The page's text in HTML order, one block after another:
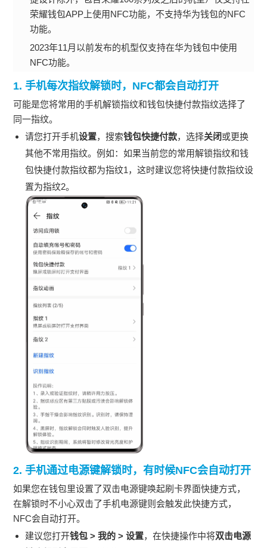
荣耀钱包APP上使用NFC功能，不支持华为钱包的NFC
功能。
2023年11月以前发布的机型仅支持在华为钱包中使用
NFC功能。
1. 手机每次指纹解锁时，NFC都会自动打开
可能是您将常用的手机解锁指纹和钱包快捷付款指纹选择了
同一指纹。
请您打开手机设置，搜索钱包快捷付款，选择关闭或更换
其他不常用指纹。例如：如果当前您的常用解锁指纹和钱
包快捷付款指纹都为指纹1，这时建议您将快捷付款指纹设
置为指纹2。
2. 手机通过电源键解锁时，有时候NFC会自动打开
如果您在钱包里设置了双击电源键唤起刷卡界面快捷方式，
在解锁时不小心双击了手机电源键则会触发此快捷方式，
NFC会自动打开。
建议您打开钱包 > 我的 > 设置，在快捷操作中将双击电源